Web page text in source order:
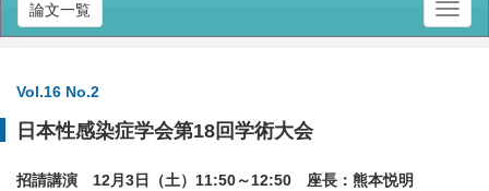
論文一覧
Vol.16 No.2
日本性感染症学会第18回学術大会
招請講演 12月3日（土）11:50～12:50 座長：熊本悦明